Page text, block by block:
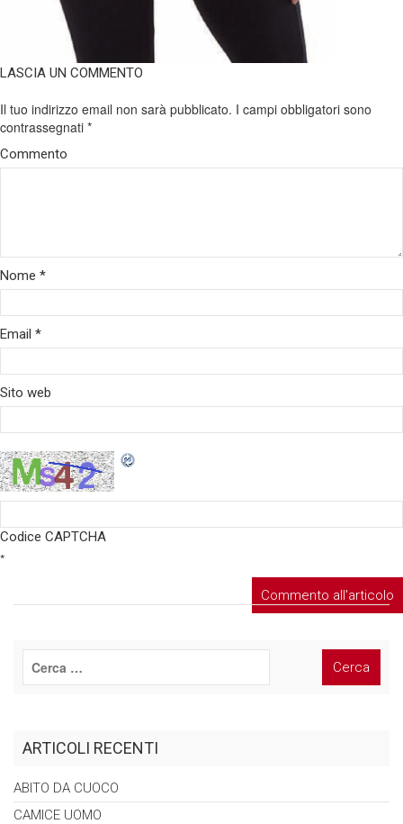
LASCIA UN COMMENTO
Il tuo indirizzo email non sarà pubblicato. I campi obbligatori sono
contrassegnati *
Commento
Nome *
Email *
Sito web
Codice CAPTCHA
*
ARTICOLI RECENTI
ABITO DA CUOCO
CAMICE UOMO